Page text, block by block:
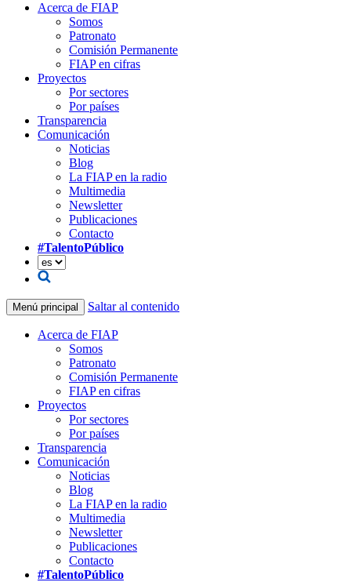
Acerca de FIAP
Somos
Patronato
Comisión Permanente
FIAP en cifras
Proyectos
Por sectores
Por países
Transparencia
Comunicación
Noticias
Blog
La FIAP en la radio
Multimedia
Newsletter
Publicaciones
Contacto
#TalentoPúblico
Menú principal Saltar al contenido
Acerca de FIAP
Somos
Patronato
Comisión Permanente
FIAP en cifras
Proyectos
Por sectores
Por países
Transparencia
Comunicación
Noticias
Blog
La FIAP en la radio
Multimedia
Newsletter
Publicaciones
Contacto
#TalentoPúblico